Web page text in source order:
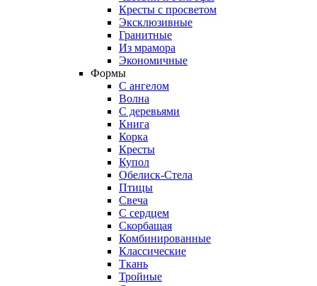
Кресты с просветом
Эксклюзивные
Гранитные
Из мрамора
Экономичные
Формы
С ангелом
Волна
С деревьями
Книга
Корка
Кресты
Купол
Обелиск-Стела
Птицы
Свеча
С сердцем
Скорбащая
Комбинированные
Классические
Ткань
Тройные